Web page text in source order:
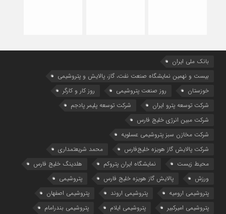
بانک ملی ایران
بیست و نهمین نمایشگاه صنعت نفت، گاز، پالایش و پتروشیمی
خوزستان
روز صنعت پتروشیمی
روز کار و کارگر
شركت توسعه پترو ایران
شرکت توسعه پلیمر پادجم
شرکت مبین انرژی خلیج فارس
شرکت مخازن سبز پتروشیمی عسلویه
شرکت پالایش گاز هویزه خلیج‌فارس
محمد شریعتمداری
محیط زیست
نمایشگاه ایران پتروکم
هلدینگ خلیج فارس
ورزش
پالایش گاز هویزه خلیج فارس
پتروشیمی
پتروشیمی ارومیه
پتروشیمی اروند
پتروشیمی اصفهان
پتروشیمی امیرکبیر
پتروشیمی ایلام پتروشیمی بندرامام